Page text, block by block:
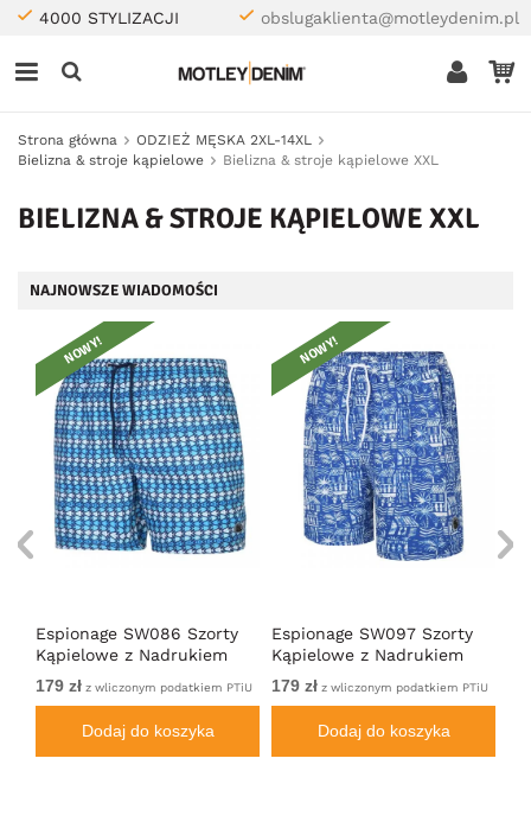
4000 STYLIZACJI obslugaklienta@motleydenim.pl
Strona główna
ODZIEŻ MĘSKA 2XL-14XL
Bielizna & stroje kąpielowe
Bielizna & stroje kąpielowe XXL
BIELIZNA & STROJE KĄPIELOWE XXL
NAJNOWSZE WIADOMOŚCI
Espionage SW086 Szorty
Kąpielowe z Nadrukiem
Ryb Niebieski
NOWY!
179 zł z wliczonym podatkiem PTiU
Dodaj do koszyka
Espionage SW097 Szorty
Kąpielowe z Nadrukiem
Hawajskim Kobaltowy/Biały
NOWY!
179 zł z wliczonym podatkiem PTiU
Dodaj do koszyka